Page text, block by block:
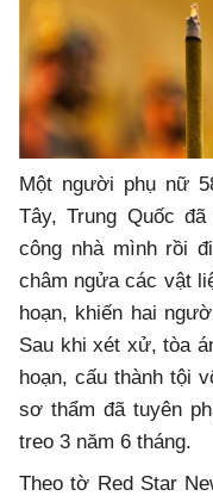
Một người phụ nữ
Tây, Trung Quốc
công nhà mình rồi
châm ngửa các vật
hoạn, khiến hai
Sau khi xét xử, tòa
hoạn, cấu thành tội
sơ thẩm đã tuyên
treo 3 năm 6 tháng.
Theo tờ Red Star